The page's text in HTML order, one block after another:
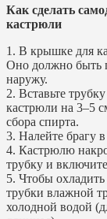
Как сделать
кастрюли
1. В крышке для
Оно должно быть
наружу.
2. Вставьте
кастрюли на 3–5
сбора спирта.
3. Налейте брагу
4. Кастрюлю
трубку и
5. Чтобы
трубки влажной
холодной водой